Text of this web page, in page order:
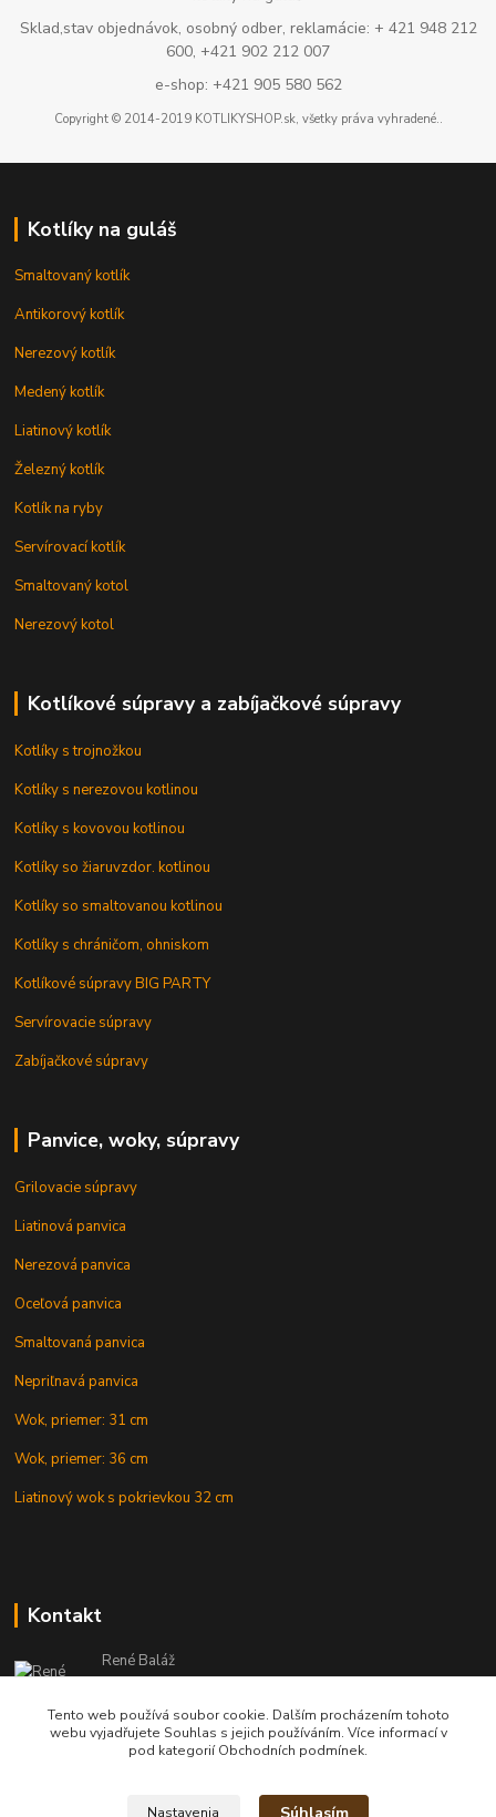
Sklad,stav objednávok, osobný odber, reklamácie: + 421 948 212
600, +421 902 212 007
e-shop: +421 905 580 562
Copyright © 2014-2019 KOTLIKYSHOP.sk, všetky práva vyhradené..
Kotlíky na guláš
Smaltovaný kotlík
Antikorový kotlík
Nerezový kotlík
Medený kotlík
Liatinový kotlík
Železný kotlík
Kotlík na ryby
Servírovací kotlík
Smaltovaný kotol
Nerezový kotol
Kotlíkové súpravy a zabíjačkové súpravy
Kotlíky s trojnožkou
Kotlíky s nerezovou kotlinou
Kotlíky s kovovou kotlinou
Kotlíky so žiaruvzdor. kotlinou
Kotlíky so smaltovanou kotlinou
Kotlíky s chráničom, ohniskom
Kotlíkové súpravy BIG PARTY
Servírovacie súpravy
Zabíjačkové súpravy
Panvice, woky, súpravy
Grilovacie súpravy
Liatinová panvica
Nerezová panvica
Oceľová panvica
Smaltovaná panvica
Nepriľnavá panvica
Wok, priemer: 31 cm
Wok, priemer: 36 cm
Liatinový wok s pokrievkou 32 cm
Kontakt
René Baláž
Eshop: +421 902 212 007
od 8:00 - do 16:00 hod
info@kotlikyshop.sk
Tento web používá soubor cookie. Dalším procházením tohoto
webu vyjadřujete Souhlas s jejich používáním. Více informací v
pod kategorií Obchodních podmínek.
Nastavenia